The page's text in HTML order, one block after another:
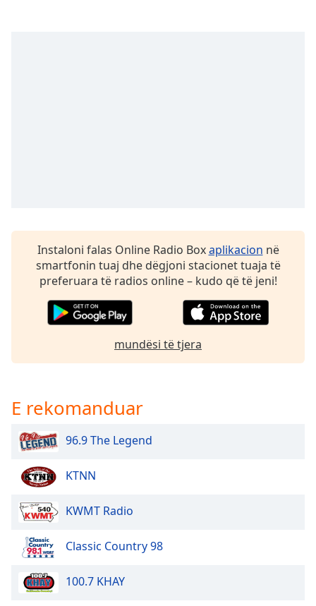
will
Color
Opacity
Text
Background
Color
Opacity
Caption
Background
Instaloni falas Online Radio Boxaplikacion në
smartfonin tuaj dhe dëgjoni stacionet tuaja të
preferuara të radios online – kudo që të jeni!
mundësi të tjera
E rekomanduar
96.9 The Legend
KTNN
KWMT Radio
Classic Country 98
100.7 KHAY